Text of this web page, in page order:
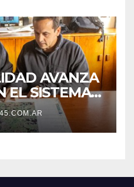
AVANZA
EL SISTEMA